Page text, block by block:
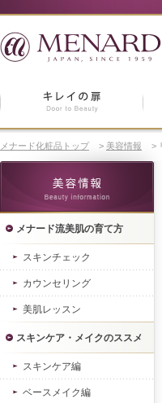
メナード化粧品トップ > 美容情報 >
メナード流美肌の育て方
スキンチェック
カウンセリング
美肌レッスン
スキンケア・メイクのススメ
スキンケア編
ベースメイク編